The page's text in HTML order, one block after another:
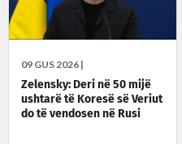
09 GUS 2026 |
Zelensky: Deri në 50 mijë
ushtarë të Koresë së Veriut
do të vendosen në Rusi